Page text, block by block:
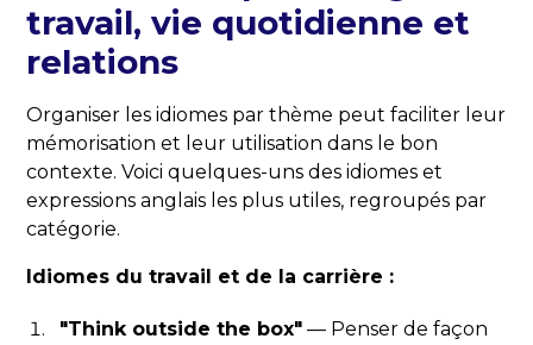
travail, vie quotidienne et
relations
Organiser les idiomes par thème peut faciliter leur
mémorisation et leur utilisation dans le bon
contexte. Voici quelques-uns des idiomes et
expressions anglais les plus utiles, regroupés par
catégorie.
Idiomes du travail et de la carrière :
"Think outside the box" — Penser de façon